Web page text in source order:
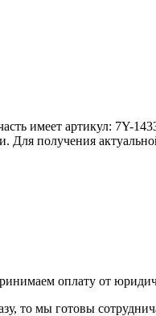
имеет артикул: 7Y-
Для получения
оплату от
то мы готовы